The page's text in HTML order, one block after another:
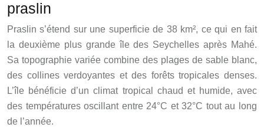
praslin
Praslin s’étend sur une superficie de 38 km², ce qui en fait
la deuxième plus grande île des Seychelles après Mahé.
Sa topographie variée combine des plages de sable blanc,
des collines verdoyantes et des forêts tropicales denses.
L’île bénéficie d’un climat tropical chaud et humide, avec
des températures oscillant entre 24°C et 32°C tout au long
de l’année.